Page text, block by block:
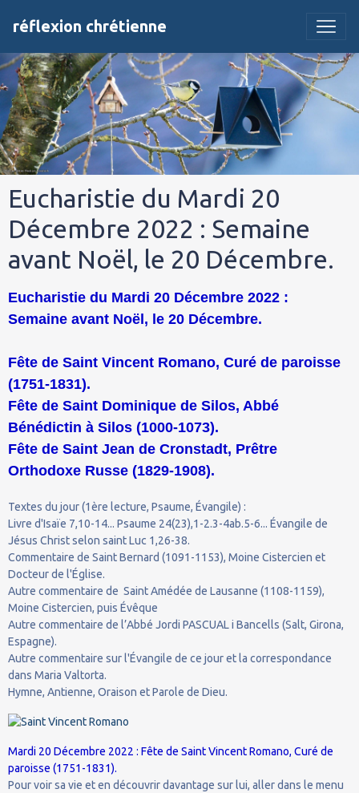
réflexion chrétienne
Eucharistie du Mardi 20
Décembre 2022 : Semaine
avant Noël, le 20 Décembre.
Eucharistie du Mardi 20 Décembre 2022 :
Semaine avant Noël, le 20 Décembre.
Fête de Saint Vincent Romano, Curé de paroisse
(1751-1831).
Fête de Saint Dominique de Silos, Abbé
Bénédictin à Silos (1000-1073).
Fête de Saint Jean de Cronstadt, Prêtre
Orthodoxe Russe (1829-1908).
Textes du jour (1ère lecture, Psaume, Évangile) :
Livre d'Isaïe 7,10-14... Psaume 24(23),1-2.3-4ab.5-6... Évangile de
Jésus Christ selon saint Luc 1,26-38.
Commentaire de Saint Bernard (1091-1153), Moine Cistercien et
Docteur de l'Église.
Autre commentaire de Saint Amédée de Lausanne (1108-1159),
Moine Cistercien, puis Évêque
Autre commentaire de l’Abbé Jordi PASCUAL i Bancells (Salt, Girona,
Espagne).
Autre commentaire sur l'Évangile de ce jour et la correspondance
dans Maria Valtorta.
Hymne, Antienne, Oraison et Parole de Dieu.
Mardi 20 Décembre 2022 : Fête de Saint Vincent Romano, Curé de
paroisse (1751-1831).
Pour voir sa vie et en découvrir davantage sur lui, aller dans le menu